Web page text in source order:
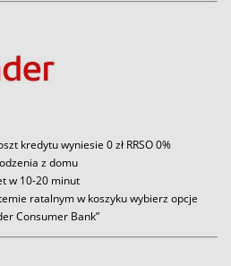
kredytu wyniesie 0 zł RRSO 0%
z domu
w 10-20 minut
ratalnym w koszyku wybierz opcje
Consumer Bank”